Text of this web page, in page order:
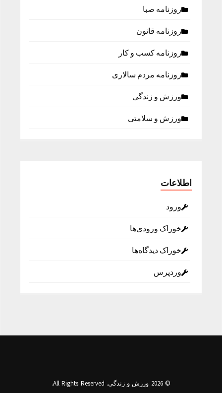
روزنامه صبا
روزنامه قانون
روزنامه كسب و كار
روزنامه مردم سالاری
ورزش و زندگی
ورزش و سلامتی
اطلاعات
ورود
خوراک ورودی‌ها
خوراک دیدگاه‌ها
وردپرس
© 2026 ورزش و زندگی. All Rights Reserved.